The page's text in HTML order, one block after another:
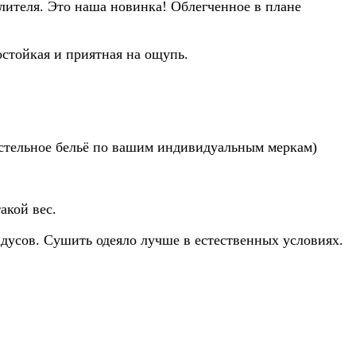
Это наша новинка! Облегченное в плане
и приятная на ощупь.
бельё по вашим индивидуальным меркам)
вес.
Сушить одеяло лучше в естественных условиях.